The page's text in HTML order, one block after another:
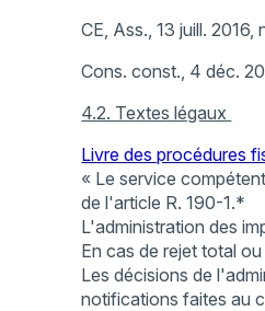
CE, Ass., 13 juill.
Cons. const., 4 déc.
4.2. Textes légaux
Livre des procédures
« Le service
de l'article R. 190-1.*
L'administration des
En cas de rejet total
Les décisions de
notifications faites au